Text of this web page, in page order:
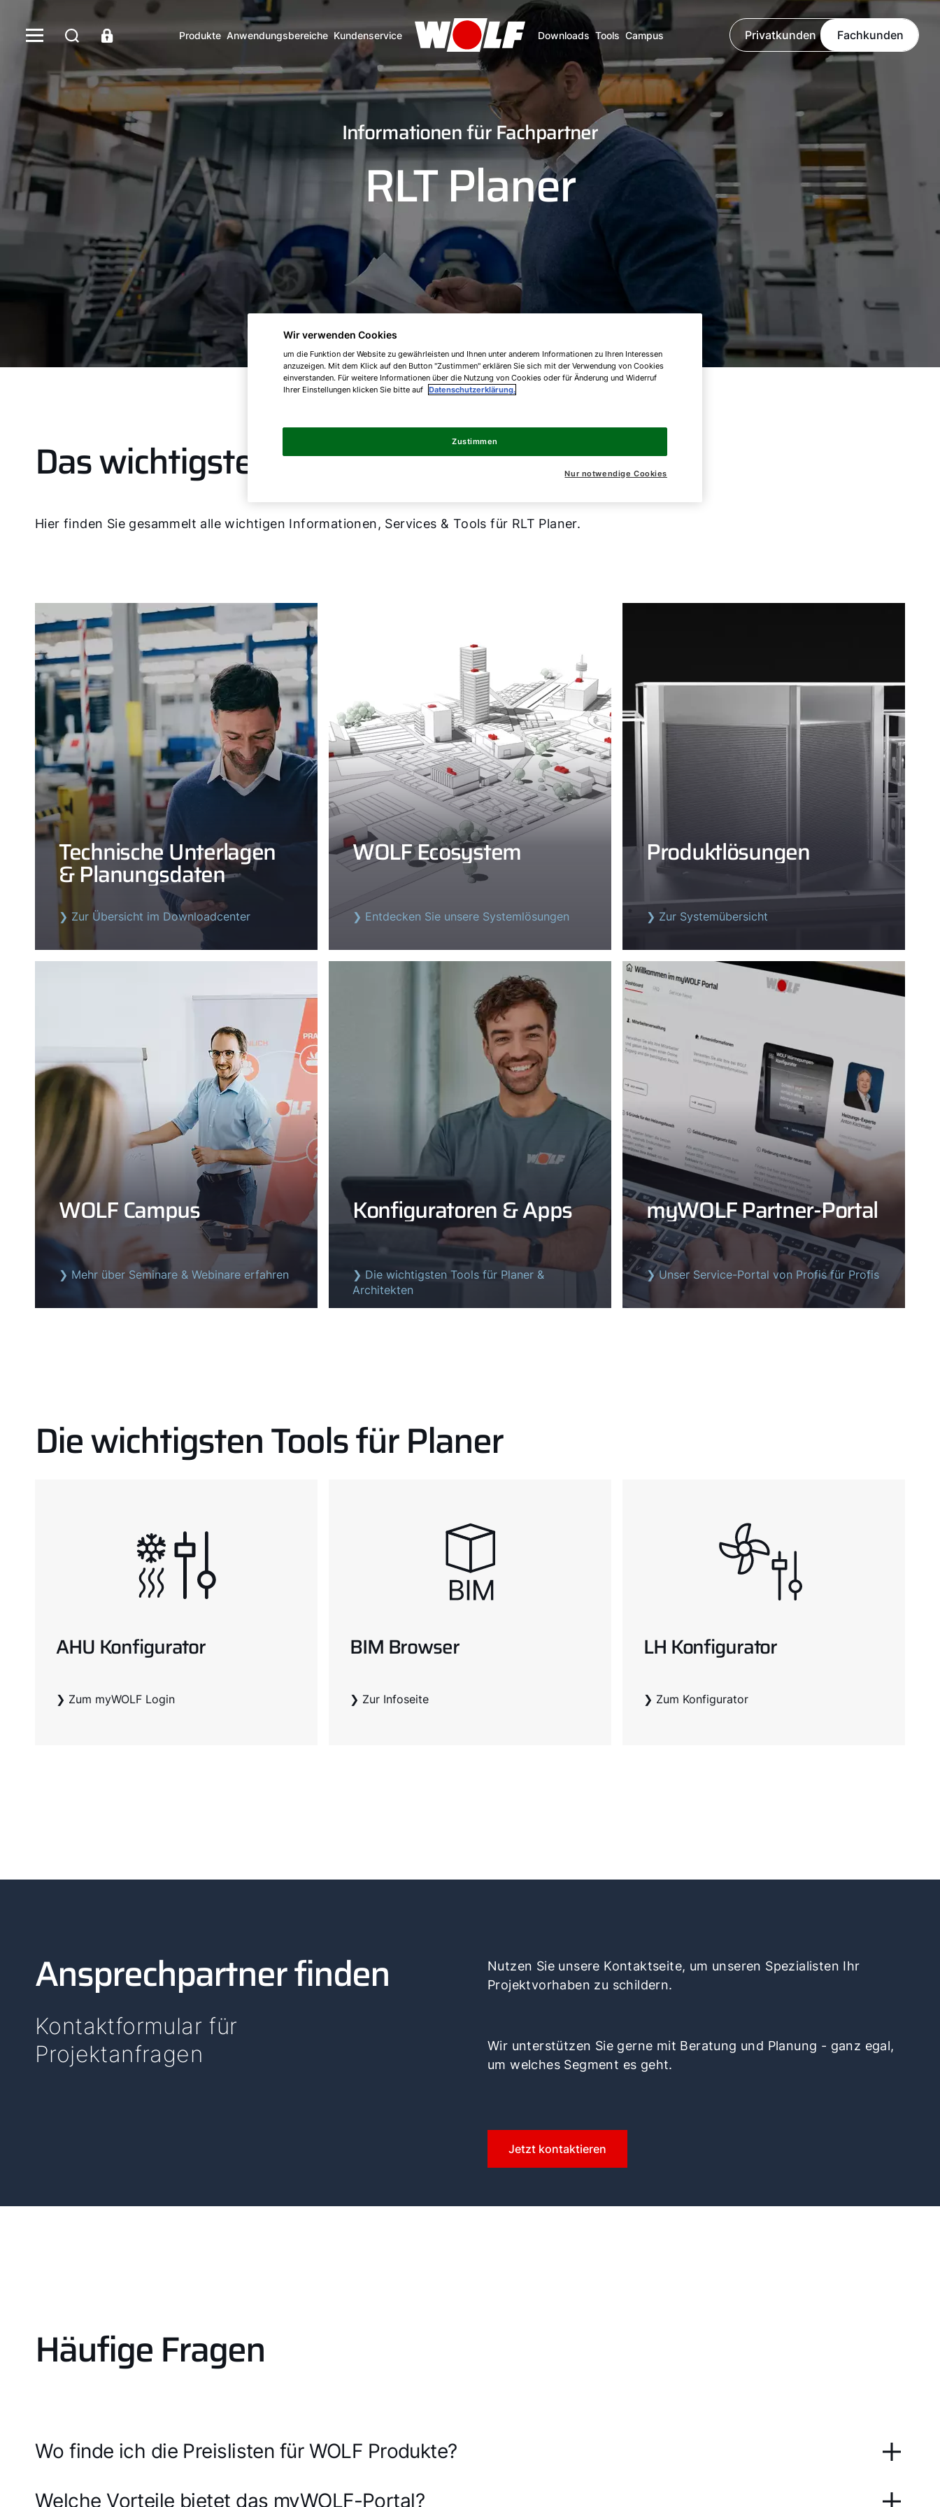
Produkte Anwendungsbereiche Kundenservice Downloads Tools Campus Privatkunden Fachkunden
Informationen für Fachpartner
RLT Planer
Das wichtigste im Überblick
Hier finden Sie gesammelt alle wichtigen Informationen, Services & Tools für RLT Planer.
Technische Unterlagen
& Planungsdaten
❯ Zur Übersicht im Downloadcenter
WOLF Ecosystem
❯ Entdecken Sie unsere Systemlösungen
Produktlösungen
❯ Zur Systemübersicht
WOLF Campus
❯ Mehr über Seminare & Webinare erfahren
Konfiguratoren & Apps
❯ Die wichtigsten Tools für Planer &
Architekten
myWOLF Partner-Portal
❯ Unser Service-Portal von Profis für Profis
Die wichtigsten Tools für Planer
AHU Konfigurator
❯ Zum myWOLF Login
BIM Browser
❯ Zur Infoseite
LH Konfigurator
❯ Zum Konfigurator
Ansprechpartner finden
Kontaktformular für
Projektanfragen
Nutzen Sie unsere Kontaktseite, um unseren Spezialisten Ihr
Projektvorhaben zu schildern.
Wir unterstützen Sie gerne mit Beratung und Planung - ganz egal,
um welches Segment es geht.
Jetzt kontaktieren
Häufige Fragen
Wo finde ich die Preislisten für WOLF Produkte?
Welche Vorteile bietet das myWOLF-Portal?
Wir verwenden Cookies
um die Funktion der Website zu gewährleisten und Ihnen unter anderem Informationen zu Ihren Interessen
anzuzeigen. Mit dem Klick auf den Button "Zustimmen" erklären Sie sich mit der Verwendung von Cookies
einverstanden. Für weitere Informationen über die Nutzung von Cookies oder für Änderung und Widerruf
Ihrer Einstellungen klicken Sie bitte auf Datenschutzerklärung.
Nur notwendige Cookies
Zustimmen